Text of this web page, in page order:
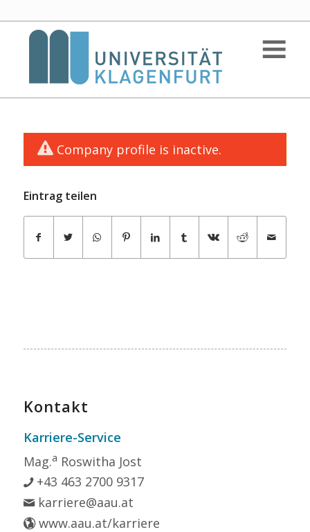
Company profile is inactive.
Eintrag teilen
Kontakt
Karriere-Service
Mag.a Roswitha Jost
+43 463 2700 9317
karriere@aau.at
www.aau.at/karriere